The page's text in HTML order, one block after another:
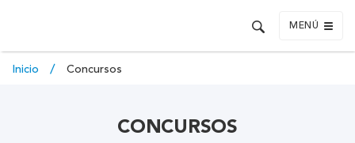
MENÚ
Inicio Concursos
CONCURSOS